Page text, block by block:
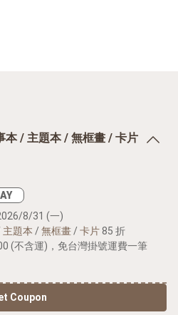
本 / 主題本 / 無框畫 / 卡片
8/31 (一)
主題本 /無框畫 /卡片 85 折
(不含運)，免台灣掛號運費一筆